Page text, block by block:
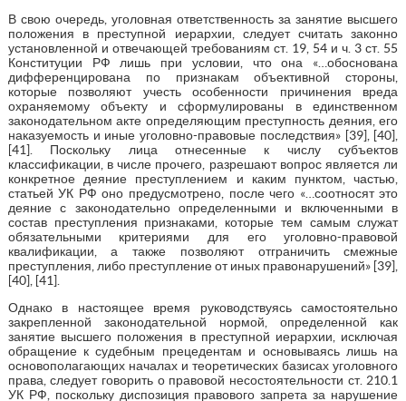
В свою очередь, уголовная ответственность за занятие высшего
положения в преступной иерархии, следует считать законно
установленной и отвечающей требованиям ст. 19, 54 и ч. 3 ст. 55
Конституции РФ лишь при условии, что она «…обоснована
дифференцирована по признакам объективной стороны,
которые позволяют учесть особенности причинения вреда
охраняемому объекту и сформулированы в единственном
законодательном акте определяющим преступность деяния, его
наказуемость и иные уголовно-правовые последствия» [39], [40],
[41]. Поскольку лица отнесенные к числу субъектов
классификации, в числе прочего, разрешают вопрос является ли
конкретное деяние преступлением и каким пунктом, частью,
статьей УК РФ оно предусмотрено, после чего «…соотносят это
деяние с законодательно определенными и включенными в
состав преступления признаками, которые тем самым служат
обязательными критериями для его уголовно-правовой
квалификации, а также позволяют отграничить смежные
преступления, либо преступление от иных правонарушений» [39],
[40], [41].
Однако в настоящее время руководствуясь самостоятельно
закрепленной законодательной нормой, определенной как
занятие высшего положения в преступной иерархии, исключая
обращение к судебным прецедентам и основываясь лишь на
основополагающих началах и теоретических базисах уголовного
права, следует говорить о правовой несостоятельности ст. 210.1
УК РФ, поскольку диспозиция правового запрета за нарушение